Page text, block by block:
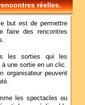
réelles.
but est de permettre
faire des rencontres
les sorties qui les
une sortie en un clic.
organisateur peuvent
les spectacles ou